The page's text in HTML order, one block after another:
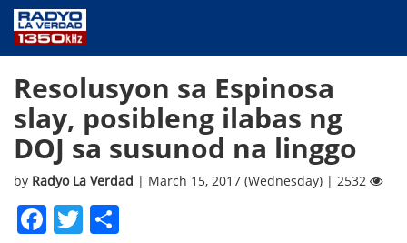
PUBLIC SERVICE
ANNOUNCEMENTS
PROGRAMS
ABOUT
Resolusyon sa Espinosa
slay, posibleng ilabas ng
DOJ sa susunod na linggo
by Radyo La Verdad | March 15, 2017 (Wednesday) | 2532
Facebook
Twitter